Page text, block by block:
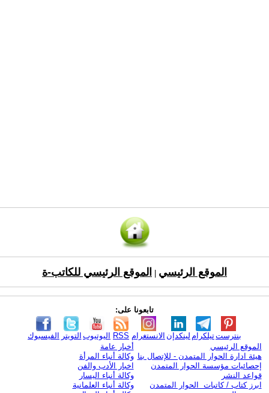
الموقع الرئيسي الموقع الرئيسي للكاتب-ة
تابعونا على:
الفيسبوك التويتر اليوتيوب RSS الانستغرام لينكدإن تيلكرامبنترست
الموقع الرئيسي
هيئة ادارة الحوار المتمدن - للإتصال بنا
إحصائيات مؤسسة الحوار المتمدن
قواعد النشر
ابرز كتاب / كاتبات الحوار المتمدن
أخبار عامة
وكالة أنباء المرأة
اخبار الأدب والفن
وكالة أنباء اليسار
وكالة أنباء العلمانية